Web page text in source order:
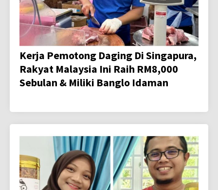
Kerja Pemotong Daging Di Singapura,
Rakyat Malaysia Ini Raih RM8,000
Sebulan & Miliki Banglo Idaman